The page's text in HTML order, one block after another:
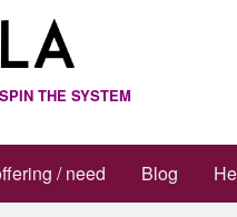
SPIN THE SYSTEM
/ need Blog